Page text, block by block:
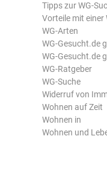
Tipps zur WG-
Vorteile mit
WG-Arten
WG-Gesucht.de
WG-Gesucht.de
WG-Ratgeber
WG-Suche
Widerruf von
Wohnen auf Zeit
Wohnen in
Wohnen und